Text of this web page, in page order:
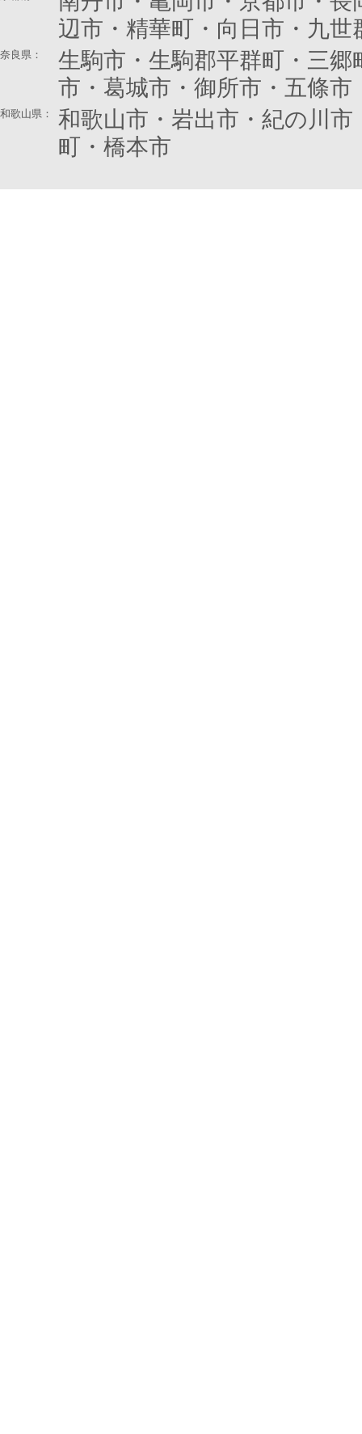
辺市・精華町・向日市・九
奈良県 ：
生駒市・生駒郡平群町・三
市・葛城市・御所市・五條市
和歌山県：
和歌山市・岩出市・紀の川
町・橋本市